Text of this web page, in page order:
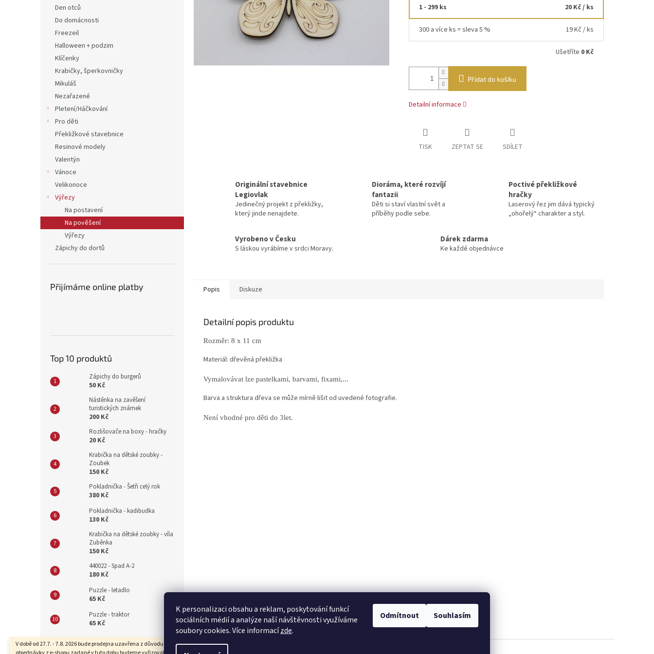
K personalizaci obsahu a reklam, poskytování funkcí
sociálních médií a analýze naší návštěvnosti využíváme
soubory cookies. Více informacízde.
Odmítnout Souhlasím
V době od 27.7. - 7.8. 2026 bude prodejna uzavřena z důvodu dovolené. Také
Den otců
Do domácnosti
Freezeil
Halloween + podzim
Klíčenky
Krabičky, šperkovničky
Mikuláš
Nezařazené
Pletení/Háčkování
Pro děti
Překližkové stavebnice
Resinové modely
Valentýn
Vánoce
Velikonoce
Výřezy
Na postavení
Na pověšení
Výřezy
Zápichy do dortů
Přijímáme online platby
Top 10 produktů
Zápichy do burgerů
50 Kč
Nástěnka na zavěšení
turistických známek
200 Kč
Rozlišovače na boxy - hračky
20 Kč
Krabička na dětské zoubky -
Zoubek
150 Kč
Pokladnička - Šetři celý rok
380 Kč
Pokladnička - kadibudka
130 Kč
Krabička na dětské zoubky - víla
Zuběnka
150 Kč
440022 - Spad A-2
180 Kč
Puzzle - letadlo
65 Kč
Puzzle - traktor
65 Kč
1 - 299 ks 20 Kč/ ks
300 a více ks = sleva 5 % 19 Kč / ks
Ušetříte 0 Kč
Přidat do košíku
Detailní informace
TISK ZEPTAT SE SDÍLET
Originální stavebnice
Legiovlak
Jedinečný projekt z překližky,
který jinde nenajdete.
Dioráma, které rozvíjí
fantazii
Děti si staví vlastní svět a
příběhy podle sebe.
Poctivé překližkové
hračky
Laserový řez jim dává typický
„ohořelý“ charakter a styl.
Vyrobeno v Česku
S láskou vyrábíme v srdci Moravy.
Dárek zdarma
Ke každé objednávce
Popis Diskuze
Detailní popis produktu
Rozměr: 8 x 11 cm
Materiál: dřevěná překližka
Vymalovávat lze pastelkami, barvami, fixami,...
Barva a struktura dřeva se může mírně lišit od uvedené fotografie.
Není vhodné pro děti do 3let.